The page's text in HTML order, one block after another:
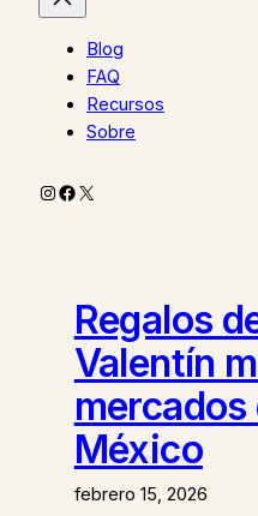
Blog
FAQ
Recursos
Sobre
Instagram
Facebook
X
Regalos
Valentín
México
febrero 15, 2026